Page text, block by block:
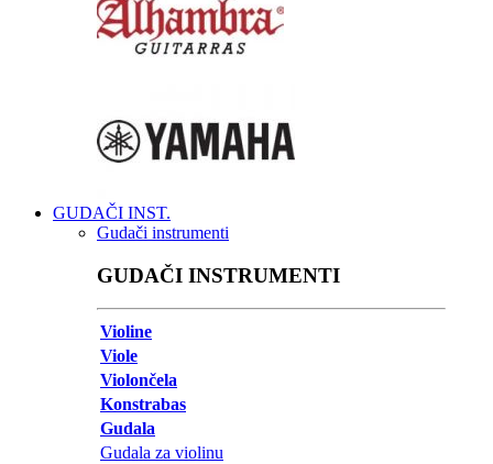
GUDAČI INST.
Gudači instrumenti
GUDAČI INSTRUMENTI
Violine
Viole
Violončela
Konstrabas
Gudala
Gudala za violinu